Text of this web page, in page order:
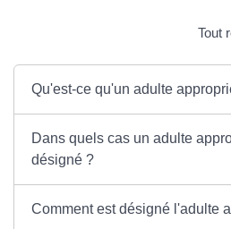
Tout
Qu'est-ce qu'un adulte
Dans quels cas un adulte
désigné ?
Comment est désigné l'adulte